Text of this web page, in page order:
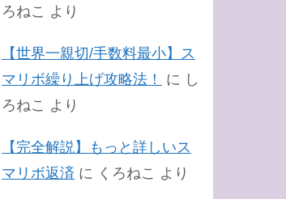
ろねこ より
【世界一親切/手数料最小】ス
マリボ繰り上げ攻略法！
に し
ろねこ より
【完全解説】もっと詳しいス
マリボ返済 に くろねこ より